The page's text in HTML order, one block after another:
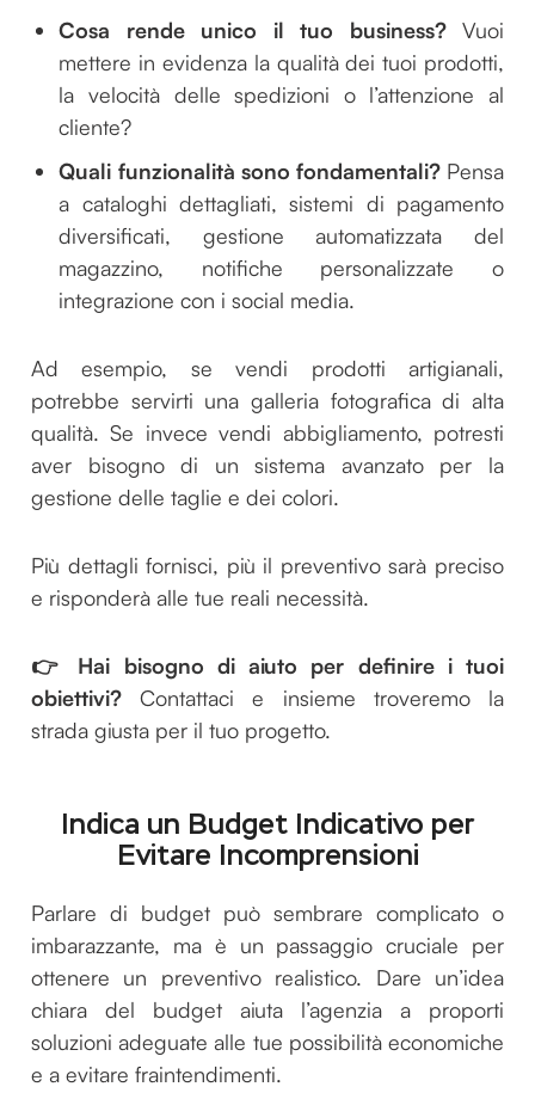
Cosa rende unico il tuo business?Vuoi
mettere in evidenza la qualità dei tuoi prodotti,
la velocità delle spedizioni o l’attenzione al
cliente?
Quali funzionalità sono fondamentali?Pensa
a cataloghi dettagliati, sistemi di pagamento
diversificati, gestione automatizzata del
magazzino, notifiche personalizzate o
integrazione con i social media.
Ad esempio, se vendi prodotti artigianali,
potrebbe servirti una galleria fotografica di alta
qualità. Se invece vendi abbigliamento, potresti
aver bisogno di un sistema avanzato per la
gestione delle taglie e dei colori.
Più dettagli fornisci, più il preventivo sarà preciso
e risponderà alle tue reali necessità.
👉 Hai bisogno di aiuto per definire i tuoi
obiettivi? Contattaci e insieme troveremo la
strada giusta per il tuo progetto.
Indica un Budget Indicativo per
Evitare Incomprensioni
Parlare di budget può sembrare complicato o
imbarazzante, ma è un passaggio cruciale per
ottenere un preventivo realistico. Dare un’idea
chiara del budget aiuta l’agenzia a proporti
soluzioni adeguate alle tue possibilità economiche
e a evitare fraintendimenti.